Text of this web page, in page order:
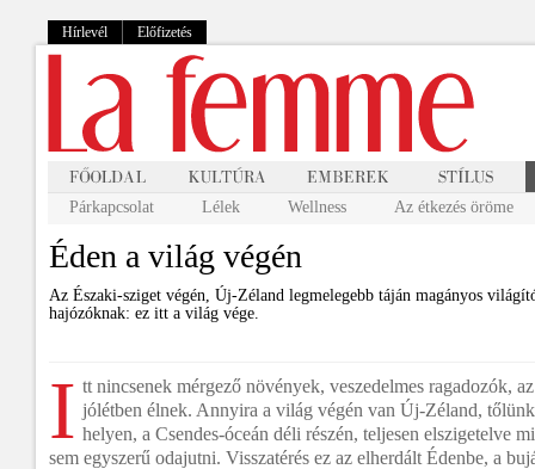
Hírlevél Előfizetés
Párkapcsolat Lélek Wellness Az étkezés öröme
Éden a világ végén
Az Északi-sziget végén, Új-Zéland legmelegebb táján magányos
hajózóknak: ez itt a világ vége.
I tt nincsenek mérgező növények, veszedelmes ragadozók,
jólétben élnek. Annyira a világ végén van Új-Zéland,
helyen, a Csendes-óceán déli részén, teljesen elszigetelve
sem egyszerű odajutni. Visszatérés ez az elherdált Édenbe, a